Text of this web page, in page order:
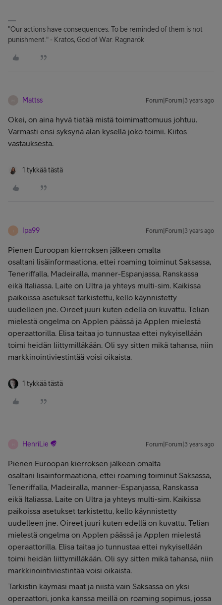
"Our actions have consequences. To be reminded of them is not
punishment." - Kratos, God of War: Ragnarök
Mattss Forum|Forum|3 years ago
Okei, on aina hyvä tietää mistä toimimattomuus johtuu.
Varmasti ensi syksynä alan kysellä joko toimii. Kiitos
vastauksesta.
1 tykkää tästä
Ipa99 Forum|Forum|3 years ago
Pienen Euroopan kierroksen jälkeen omalta
osaltani lisäinformaationa, ettei roaming toiminut Saksassa,
Teneriffalla, Madeiralla, manner-Espanjassa, Ranskassa
eikä Italiassa. Laite on Ultra ja yhteys multi-sim. Kaikissa
paikoissa asetukset tarkistettu, kello käynnistetty
uudelleen jne. Oireet juuri kuten edellä on kuvattu. Telian
mielestä ongelma on Applen päässä ja Applen mielestä
operaattorilla. Elisa taitaa jo tunnustaa ettei nykyisellään
toimi heidän liittymilläkään. Oli syy sitten mikä tahansa, niin
markkinointiviestintää voisi oikaista.
1 tykkää tästä
HenriLie Forum|Forum|3 years ago
Pienen Euroopan kierroksen jälkeen omalta
osaltani lisäinformaationa, ettei roaming toiminut Saksassa,
Teneriffalla, Madeiralla, manner-Espanjassa, Ranskassa
eikä Italiassa. Laite on Ultra ja yhteys multi-sim. Kaikissa
paikoissa asetukset tarkistettu, kello käynnistetty
uudelleen jne. Oireet juuri kuten edellä on kuvattu. Telian
mielestä ongelma on Applen päässä ja Applen mielestä
operaattorilla. Elisa taitaa jo tunnustaa ettei nykyisellään
toimi heidän liittymilläkään. Oli syy sitten mikä tahansa, niin
markkinointiviestintää voisi oikaista.
Tarkistin käymäsi maat ja niistä vain Saksassa on yksi
operaattori, jonka kanssa meillä on roaming sopimus, jossa